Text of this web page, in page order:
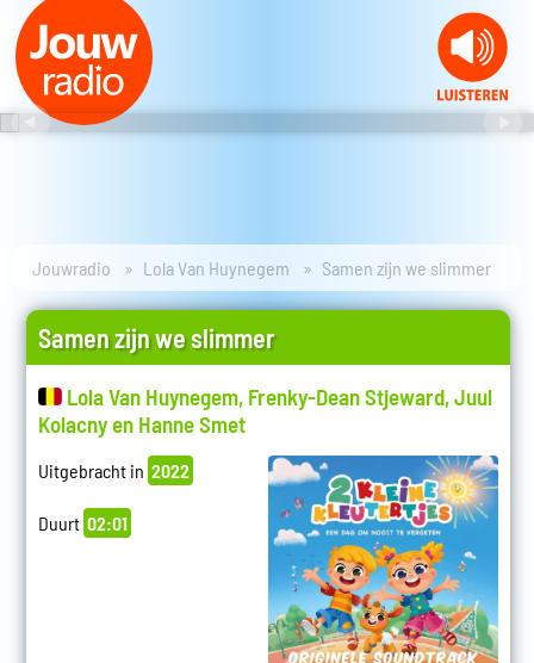
Jouwradio Lola Van Huynegem Samen zijn we slimmer
Samen zijn we slimmer
Lola Van Huynegem, Frenky-Dean Stjeward, Juul
Kolacny en Hanne Smet
Uitgebracht in 2022
Duurt 02:01